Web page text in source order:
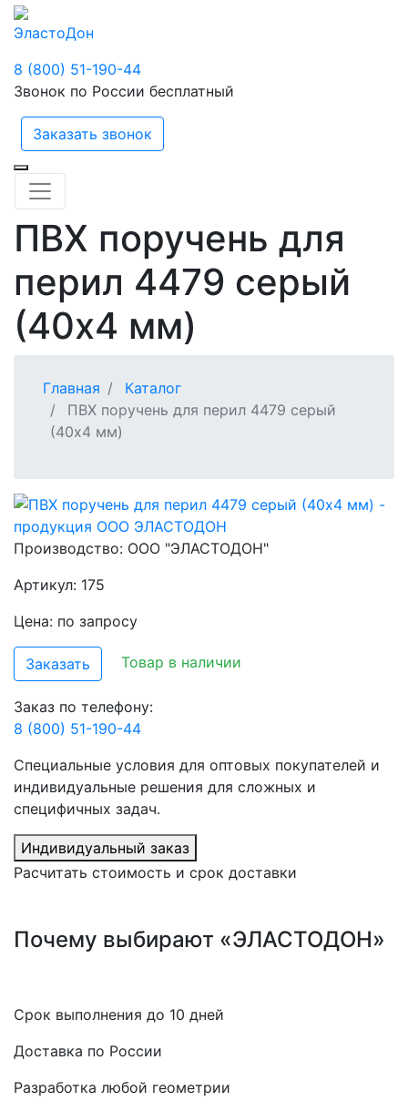
ЭластоДон
8 (800) 51-190-44
Звонок по России бесплатный
Заказать звонок
ПВХ поручень для
перил 4479 серый
(40х4 мм)
Главная
Каталог
ПВХ поручень для перил 4479 серый
(40х4 мм)
Производство: ООО "ЭЛАСТОДОН"
Артикул: 175
Цена: по запросу
Заказать Товар в наличии
Заказ по телефону:
8 (800) 51-190-44
Специальные условия для оптовых покупателей и
индивидуальные решения для сложных и
специфичных задач.
Индивидуальный заказ
Расчитать стоимость и срок доставки
Почему выбирают «ЭЛАСТОДОН»
Срок выполнения до 10 дней
Доставка по России
Разработка любой геометрии